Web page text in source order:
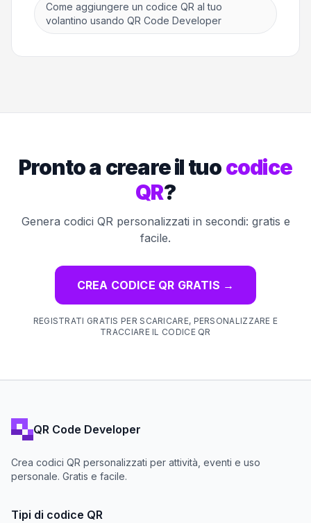
Come aggiungere un codice QR al tuo
volantino usando QR Code Developer
Pronto a creare il tuocodice
QR?
Genera codici QR personalizzati in secondi: gratis e
facile.
CREA CODICE QR GRATIS →
REGISTRATI GRATIS PER SCARICARE, PERSONALIZZARE E
TRACCIARE IL CODICE QR
QR Code Developer
Crea codici QR personalizzati per attività, eventi e uso
personale. Gratis e facile.
Tipi di codice QR